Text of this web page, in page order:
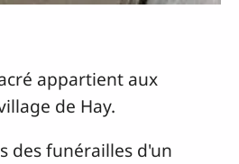
appartient aux
de Hay.
des funérailles d'un